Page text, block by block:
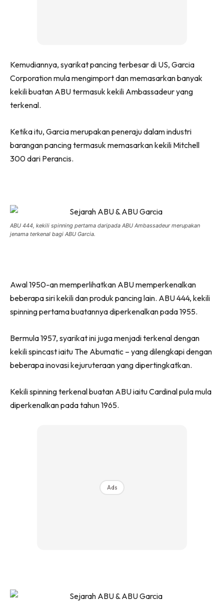
Kemudiannya, syarikat pancing terbesar di US, Garcia
Corporation mula mengimport dan memasarkan banyak
kekili buatan ABU termasuk kekili Ambassadeur yang
terkenal.
Ketika itu, Garcia merupakan peneraju dalam industri
barangan pancing termasuk memasarkan kekili Mitchell
300 dari Perancis.
ABU 444, kekili spinning pertama daripada ABU Ambassadeur merupakan
jenama terkenal bagi ABU Garcia.
Awal 1950-an memperlihatkan ABU memperkenalkan
beberapa siri kekili dan produk pancing lain. ABU 444, kekili
spinning pertama buatannya diperkenalkan pada 1955.
Bermula 1957, syarikat ini juga menjadi terkenal dengan
kekili spincast iaitu The Abumatic – yang dilengkapi dengan
beberapa inovasi kejuruteraan yang dipertingkatkan.
Kekili spinning terkenal buatan ABU iaitu Cardinal pula mula
diperkenalkan pada tahun 1965.
Ads